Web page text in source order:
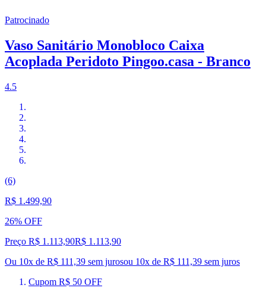
Patrocinado
Vaso Sanitário Monobloco Caixa
Acoplada Peridoto Pingoo.casa - Branco
4.5
(6)
R$ 1.499,90
26% OFF
Preço R$ 1.113,90R$ 1.113,90
Ou 10x de R$ 111,39 sem jurosou 10x de R$ 111,39 sem juros
Cupom R$ 50 OFF